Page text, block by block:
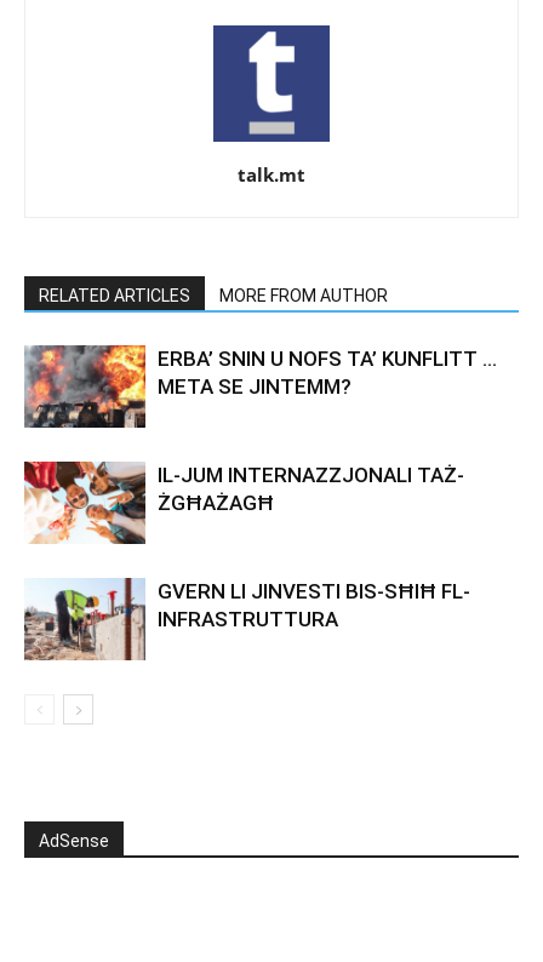
talk.mt
RELATED ARTICLES MORE FROM AUTHOR
ERBA’ SNIN U NOFS TA’ KUNFLITT …
META SE JINTEMM?
IL-JUM INTERNAZZJONALI TAŻ-
ŻGĦAŻAGĦ
GVERN LI JINVESTI BIS-SĦIĦ FL-
INFRASTRUTTURA
AdSense